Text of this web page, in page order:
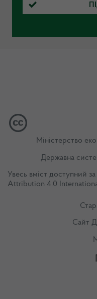
Міністерство
Державна
Увесь вміст доступний за
Attribution 4.0
Сайт